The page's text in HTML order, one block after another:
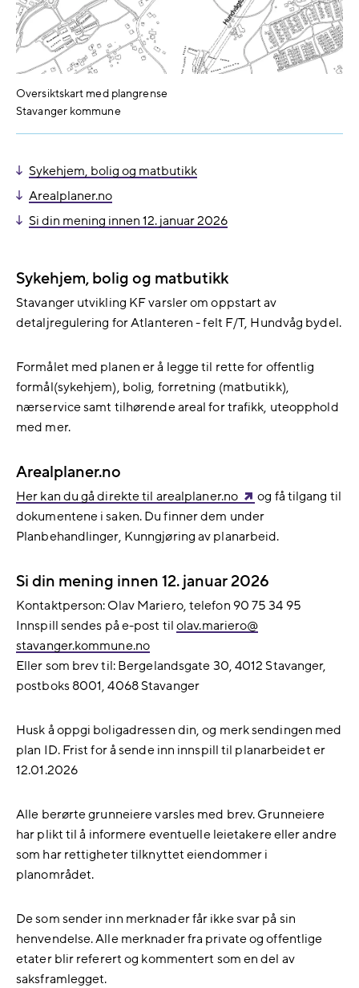
Oversiktskart med plangrense
Stavanger kommune
Sykehjem, bolig og matbutikk
Arealplaner.no
Si din mening innen 12. januar 2026
Sykehjem, bolig og matbutikk
Stavanger utvikling KF varsler om oppstart av
detaljregulering for Atlanteren - felt F/T, Hundvåg bydel.
Formålet med planen er å legge til rette for offentlig
formål(sykehjem), bolig, forretning (matbutikk),
nærservice samt tilhørende areal for trafikk, uteopphold
med mer.
Arealplaner.no
Her kan du gå direkte til arealplaner.no
og få tilgang til
dokumentene i saken. Du finner dem under
Planbehandlinger, Kunngjøring av planarbeid.
Si din mening innen 12. januar 2026
Kontaktperson: Olav Mariero, telefon 90 75 34 95
Innspill sendes på e-post tilolav.mariero@​
stavanger.kommune.no
Eller som brev til: Bergelandsgate 30, 4012 Stavanger,
postboks 8001, 4068 Stavanger
Husk å oppgi boligadressen din, og merk sendingen med
plan ID. Frist for å sende inn innspill til planarbeidet er
12.01.2026
Alle berørte grunneiere varsles med brev. Grunneiere
har plikt til å informere eventuelle leietakere eller andre
som har rettigheter tilknyttet eiendommer i
planområdet.
De som sender inn merknader får ikke svar på sin
henvendelse. Alle merknader fra private og offentlige
etater blir referert og kommentert som en del av
saksframlegget.